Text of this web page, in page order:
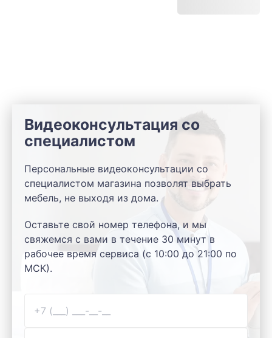
Видеоконсультация со
специалистом
Персональные видеоконсультации со
специалистом магазина позволят выбрать
мебель, не выходя из дома.
Оставьте свой номер телефона, и мы
свяжемся с вами в течение 30 минут в
рабочее время сервиса (с 10:00 до 21:00 по
МСК).